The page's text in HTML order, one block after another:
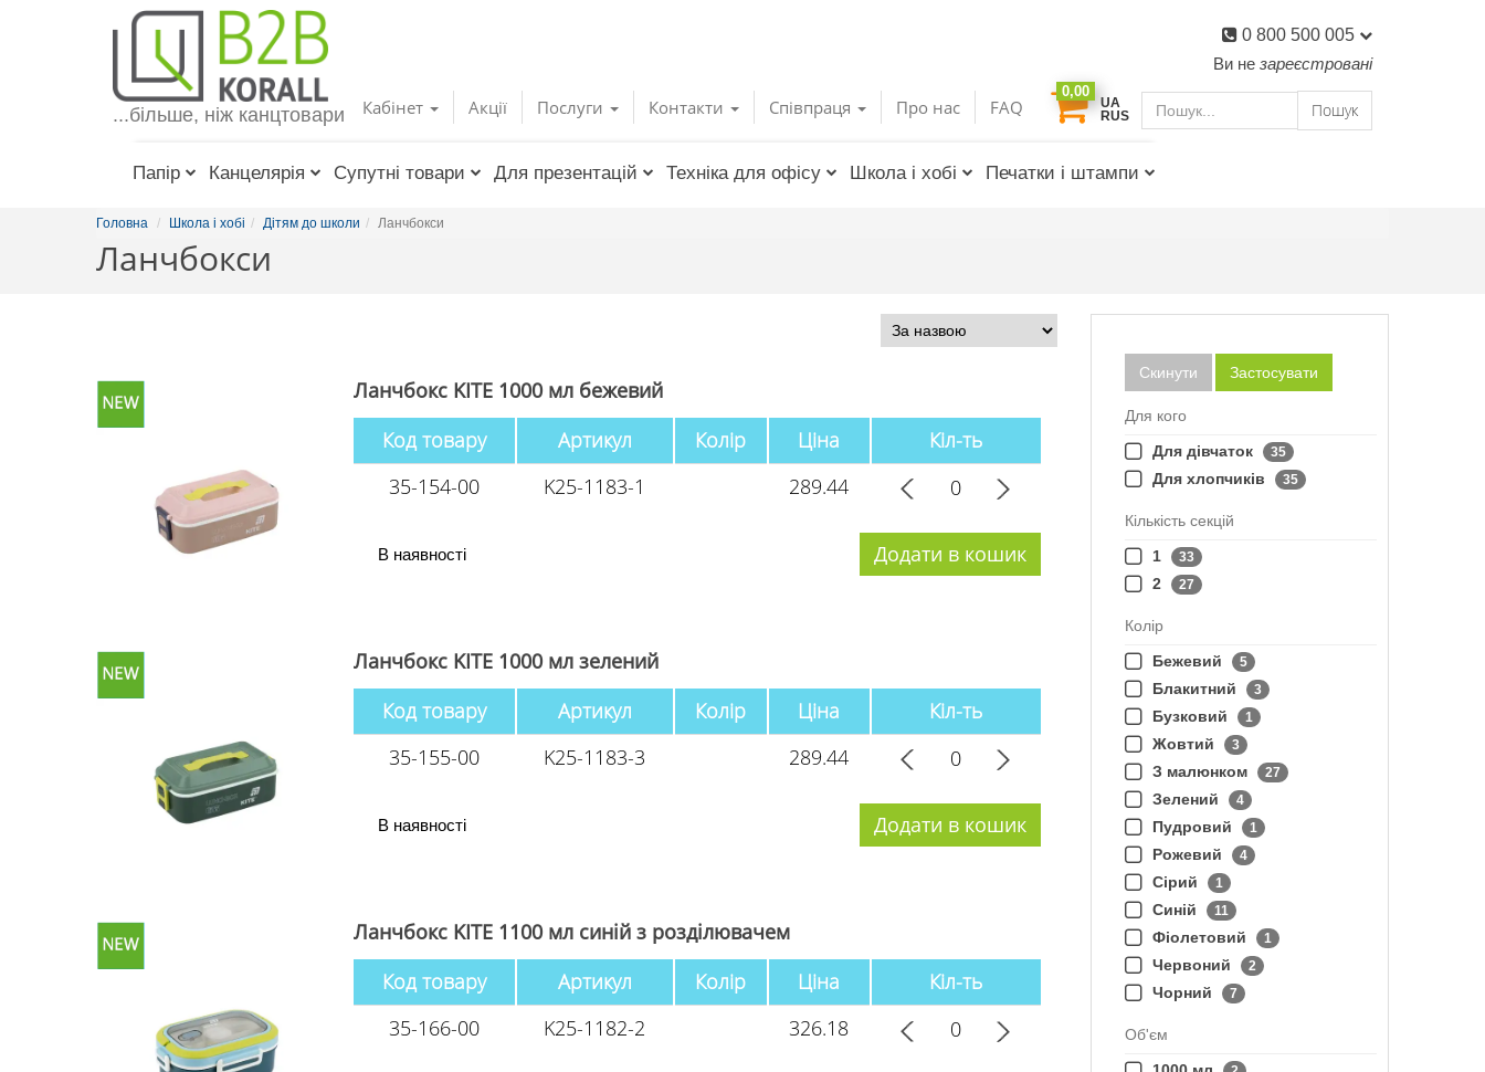
Toggle
navigation
Пошук
UA
RUS
0,00
Ви не зареєстровані
0 800 500 005
Кабінет Акції Послуги Контакти Співпраця Про нас FAQ
...більше, ніж канцтовари
Папір Канцелярія Супутні товари Для презентацій Техніка для офісу Школа і хобі Печатки і штампи
Головна Школа і хобі Дітям до школи Ланчбокси
Ланчбокси
Ланчбокс KITE 1000 мл бежевий
Код товару
Артикул Колір Ціна
Кіл-ть
35-154-00
K25-1183-1 289.44
В наявності
Ланчбокс KITE 1000 мл зелений
Код товару
Артикул Колір Ціна
Кіл-ть
35-155-00
K25-1183-3 289.44
В наявності
Ланчбокс KITE 1100 мл синій з розділювачем
Код товару
Артикул Колір Ціна
Кіл-ть
35-166-00
K25-1182-2 326.18
Скинути Застосувати
Для кого
Для дівчаток
35
Для хлопчиків 35
Кількість секцій
1
33
2 27
Колір
Бежевий
5
Блакитний 3
Бузковий 1
Жовтий 3
З малюнком 27
Зелений 4
Пудровий 1
Рожевий 4
Сірий 1
Синій 11
Фіолетовий 1
Червоний 2
Чорний 7
Об'єм